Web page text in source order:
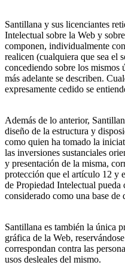
Santillana y sus licenciantes
Intelectual sobre la Web y
componen, individualmente
realicen (cualquiera que sea el
concediendo sobre los mismos
más adelante se describen.
expresamente cedido se
Además de lo anterior,
diseño de la estructura y
como quien ha tomado la
las inversiones sustanciales
y presentación de la misma,
protección que el artículo 12
de Propiedad Intelectual
considerado como una base de
Santillana es también la única
gráfica de la Web,
correspondan contra las
usos desleales del mismo.